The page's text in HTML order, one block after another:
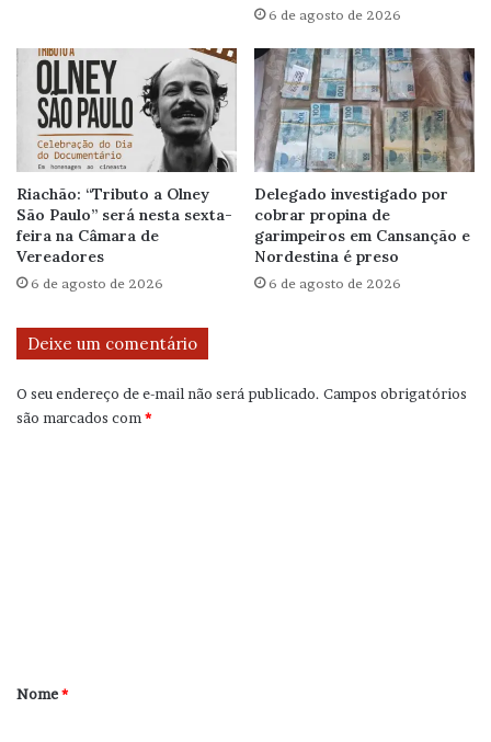
6 de agosto de 2026
Riachão: “Tributo a Olney
São Paulo” será nesta sexta-
feira na Câmara de
Vereadores
6 de agosto de 2026
Delegado investigado por
cobrar propina de
garimpeiros em Cansanção e
Nordestina é preso
6 de agosto de 2026
Deixe um comentário
O seu endereço de e-mail não será publicado. Campos obrigatórios
são marcados com *
r
Nome*